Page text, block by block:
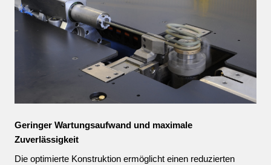
Geringer Wartungsaufwand und maximale
Zuverlässigkeit
Die optimierte Konstruktion ermöglicht einen reduzierten